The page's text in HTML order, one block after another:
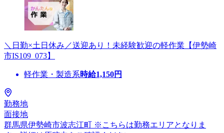
＼日勤×土日休み／送迎あり！未経験歓迎の軽作業【伊勢崎
市IS109_073】
軽作業・製造系時給1,150円
勤務地
面接地
群馬県伊勢崎市波志江町 ※こちらは勤務エリアとなりま